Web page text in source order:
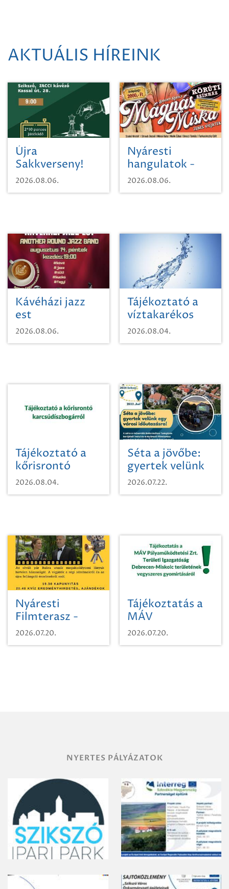
AKTUÁLIS HÍREINK
Újra
Sakkverseny!
2026.08.06.
Nyáresti
hangulatok -
Mágnás Miska
2026.08.06.
Kávéházi jazz
est
2026.08.06.
Tájékoztató a
víztakarékos
vízhasználatról
2026.08.04.
Tájékoztató a
kőrisrontó
karcsúdíszbogárról
2026.08.04.
Séta a jövőbe:
gyertek velünk
egy városi
időutazásra!
2026.07.22.
Nyáresti
Filmterasz -
Beugró a
Paradicsomba
2026.07.20.
Tájékoztatás a
MÁV
Pályaműködtetési
Zrt. Területi
2026.07.20.
NYERTES PÁLYÁZATOK